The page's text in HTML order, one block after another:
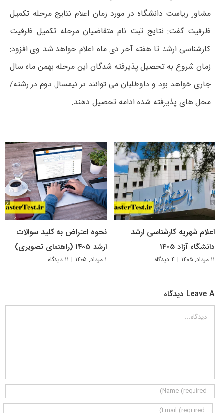
مشاور ریاست دانشگاه در مورد زمان اعلام نتایج مرحله تکمیل
ظرفیت گفت: نتایج ثبت نام متقاضیان مرحله تکمیل ظرفیت
کارشناسی ارشد تا هفته آخر دی ماه اعلام خواهد شد وی افزود:
زمان شروع به تحصیل پذیرفته شدگان این مرحله بهمن ماه سال
جاری خواهد بود و داوطلبان می توانند در نیمسال دوم در رشته/
محل های پذیرفته شده ادامه تحصیل دهند.
اعلام شهریه کارشناسی ارشد
دانشگاه آزاد ۱۴۰۵
۱۱ مرداد, ۱۴۰۵ | ۴ دیدگاه
نحوه اعتراض به کلید سوالات
ارشد ۱۴۰۵ (راهنمای تصویری)
۱ مرداد, ۱۴۰۵ | ۱۱ دیدگاه
Leave A دیدگاه
دیدگاه